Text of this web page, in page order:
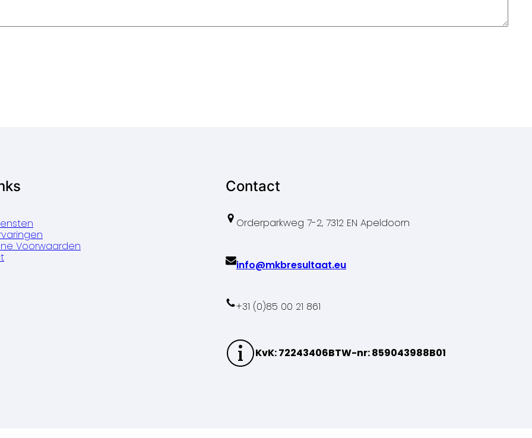
Voorwaarden
Contact
Orderparkweg 7-2, 7312 EN Apeldoorn
info@mkbresultaat.eu
+31 (0)85 00 21 861
KvK: 72243406BTW-nr: 859043988B01